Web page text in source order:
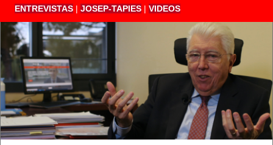
ENTREVISTAS | JOSEP-TAPIES | VIDEOS